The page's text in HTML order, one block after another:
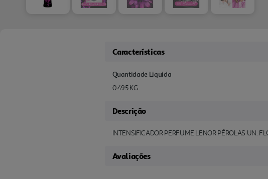
Características
Quantidade Liquida
0.495 KG
Descrição
INTENSIFICADOR PERFUME LENOR PÉROLAS UN.
Avaliações